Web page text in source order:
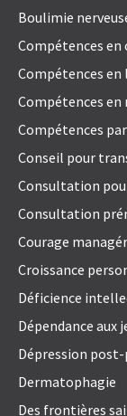
Boulimie
Compétences
Compétences en
Compétences
Compétences
Conseil pour
Consultation
Consultation
Courage
Croissance
Déficience
Dépendance aux
Dépression
Dermatophagie
Des frontières